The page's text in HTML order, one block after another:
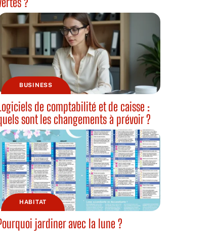
BUSINESS
de comptabilité et de caisse :
sont les changements à prévoir ?
HABITAT
jardiner avec la lune ?